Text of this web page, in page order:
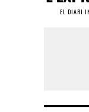
EL DIARI